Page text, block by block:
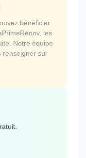
bénéficier
les
Notre équipe
renseigner sur